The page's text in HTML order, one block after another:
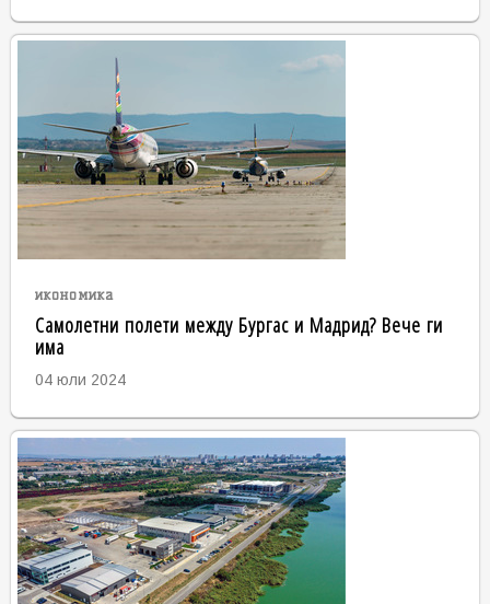
икономика
Самолетни полети между Бургас и Мадрид? Вече ги
има
04 юли 2024